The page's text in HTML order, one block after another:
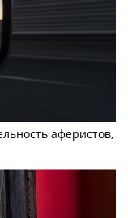
аферистов,